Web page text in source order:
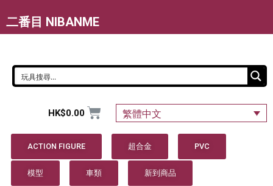
二番目 NIBANME
HK$0.00 繁體中文
ACTION FIGURE 超合金 PVC
模型 車類 新到商品